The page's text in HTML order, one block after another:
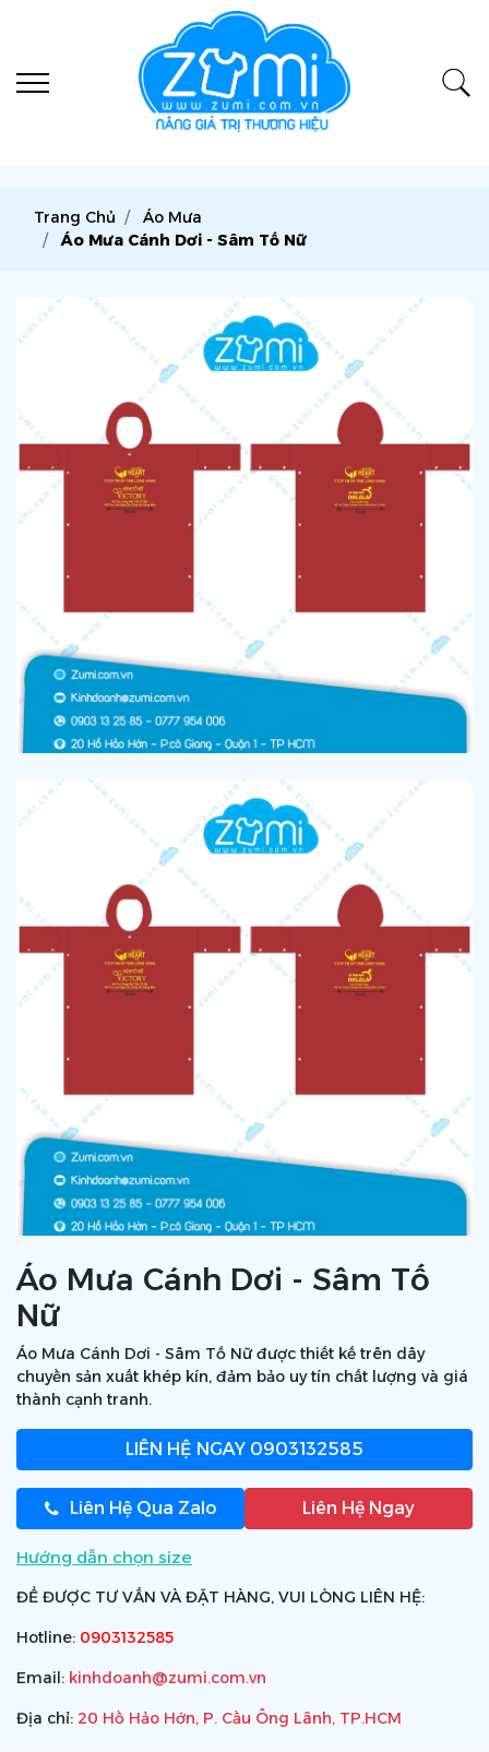
Trang Chủ
Áo Mưa
Áo Mưa Cánh Dơi - Sâm Tố Nữ
Áo Mưa Cánh Dơi - Sâm Tố
Nữ
Áo Mưa Cánh Dơi - Sâm Tố Nữ được thiết kế trên dây
chuyền sản xuất khép kín, đảm bảo uy tín chất lượng và giá
thành cạnh tranh.
LIÊN HỆ NGAY 0903132585
Liên Hệ Qua Zalo Liên Hệ Ngay
Hướng dẫn chọn size
ĐỂ ĐƯỢC TƯ VẤN VÀ ĐẶT HÀNG, VUI LÒNG LIÊN HỆ:
Hotline: 0903132585
Email: kinhdoanh@zumi.com.vn
Địa chỉ: 20 Hồ Hảo Hớn, P. Cầu Ông Lãnh, TP.HCM